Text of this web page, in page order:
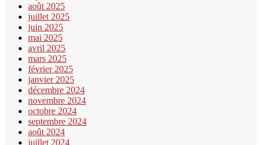
août 2025
juillet 2025
juin 2025
mai 2025
avril 2025
mars 2025
février 2025
janvier 2025
décembre 2024
novembre 2024
octobre 2024
septembre 2024
août 2024
juillet 2024